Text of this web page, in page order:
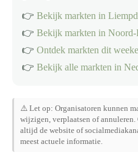
👉 Bekijk markten in
👉 Bekijk markten in Noord-
👉 Ontdek markten dit
👉 Bekijk alle markten in
⚠️ Let op: Organisatoren kunnen
wijzigen, verplaatsen of
altijd de website of
meest actuele informatie.